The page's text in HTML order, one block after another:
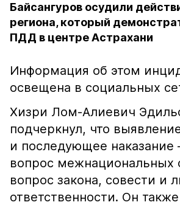
Байсангуров осудили
региона, который
ПДД в центре Астрахани
Информация об этом
освещена в социальных
Хизри Лом-Алиевич
подчеркнул, что
и последующее наказание
вопрос межнациональных
вопрос закона, совести и
ответственности. Он также